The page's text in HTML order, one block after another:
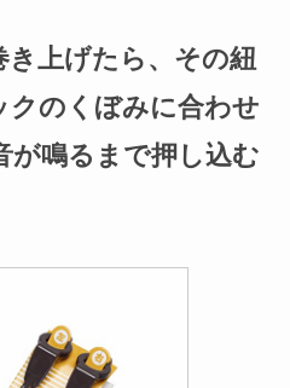
き上げたら、その紐
クのくぼみに合わせ
が鳴るまで押し込む